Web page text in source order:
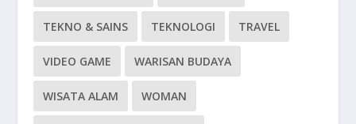
TEKNO & SAINS TEKNOLOGI TRAVEL
VIDEO GAME WARISAN BUDAYA
WISATA ALAM WOMAN